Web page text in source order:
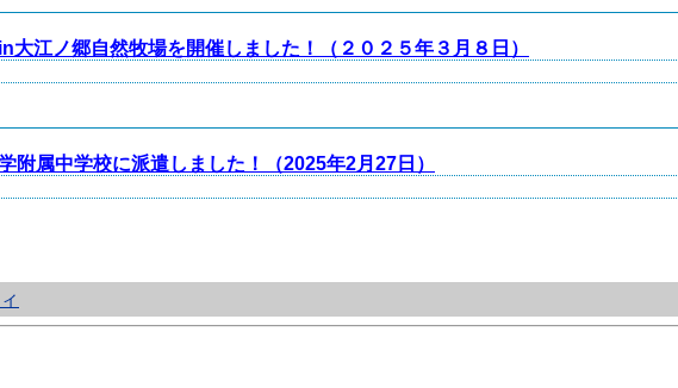
江ノ郷自然牧場を開催しました！（２０２５年３月８日）
附属中学校に派遣しました！（2025年2月27日）